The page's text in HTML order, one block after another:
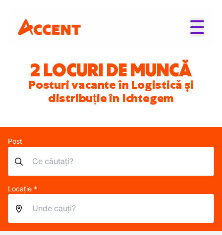
2 LOCURI DE MUNCĂ
Posturi vacante în Logistică și
distribuție în Ichtegem
Post
Locație *